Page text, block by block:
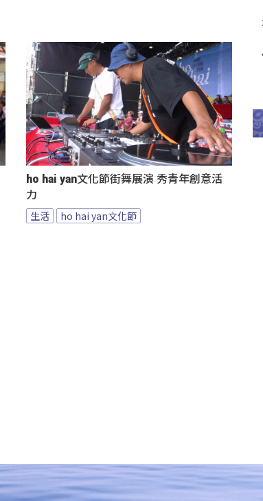
ho hai yan文化節街舞展演 秀青年創意活
力
生活 ho hai yan文化節